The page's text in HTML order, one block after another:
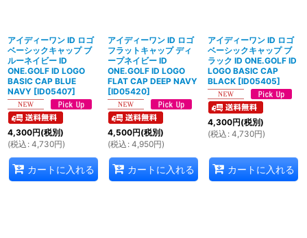
アイディーワン ID ロゴ
ベーシックキャップ ブ
ルーネイビー ID
ONE.GOLF ID LOGO
BASIC CAP BLUE
NAVY [ID05407]
4,300円(税別)
(税込 : 4,730円)
カートに入れる
アイディーワン ID ロゴ
フラットキャップ ディ
ープネイビー ID
ONE.GOLF ID LOGO
FLAT CAP DEEP NAVY
[ID05420]
4,500円(税別)
(税込 : 4,950円)
カートに入れる
アイディーワン ID ロゴ
ベーシックキャップ ブ
ラック ID ONE.GOLF ID
LOGO BASIC CAP
BLACK [ID05405]
4,300円(税別)
(税込 : 4,730円)
カートに入れる